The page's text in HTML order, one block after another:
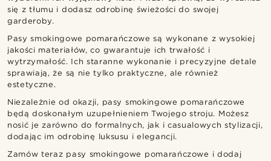
się z tłumu i dodasz odrobinę świeżości do swojej
garderoby.
Pasy smokingowe pomarańczowe są wykonane z wysokiej
jakości materiałów, co gwarantuje ich trwałość i
wytrzymałość. Ich staranne wykonanie i precyzyjne detale
sprawiają, że są nie tylko praktyczne, ale również
estetyczne.
Niezależnie od okazji, pasy smokingowe pomarańczowe
będą doskonałym uzupełnieniem Twojego stroju. Możesz
nosić je zarówno do formalnych, jak i casualowych stylizacji,
dodając im odrobinę luksusu i elegancji.
Zamów teraz pasy smokingowe pomarańczowe i dodaj